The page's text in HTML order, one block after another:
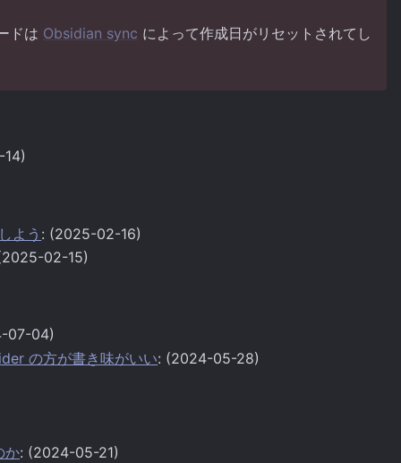
ドは Obsidian sync によって作成日がリセットされてし
よう : (2025-02-16)
02-15)
07-04)
の方が書き味がいい: (2024-05-28)
か: (2024-05-21)